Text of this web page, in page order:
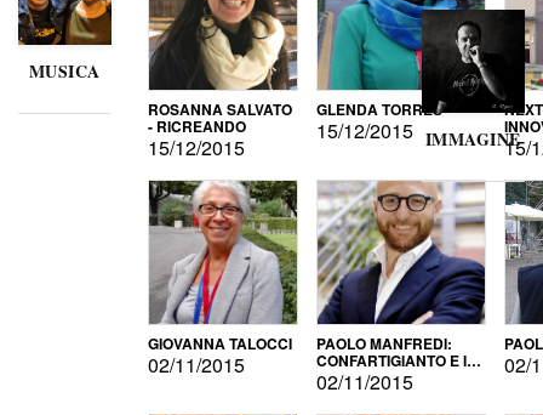
MUSICA
ROSANNA SALVATO
- RICREANDO
15/12/2015
GLENDA TORRES
15/12/2015
15/
GIOVANNA TALOCCI
02/11/2015
PAOLO MANFREDI:
CONFARTIGIANTO E IL
SONDAGGIO
02/11/2015
02/
IMMAGINE